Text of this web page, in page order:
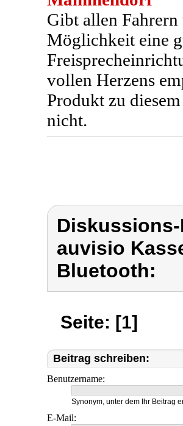
Gibt allen
Möglichkeit eine
vollen Herzens
Produkt zu
nicht.
auvisio
Bluetooth:
Seite: [1]
Beitrag schreiben:
Benutzername:
Synonym, unter dem Ihr Beitrag
E-Mail: